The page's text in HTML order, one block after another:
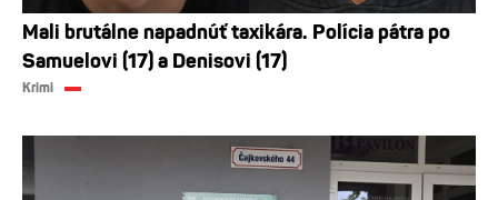
Mali brutálne napadnúť taxikára. Polícia pátra po
Samuelovi (17) a Denisovi (17)
Krimi